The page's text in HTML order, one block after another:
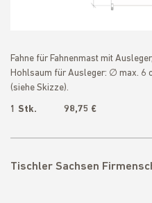
Fahne für Fahnenmast mit
Hohlsaum für Ausleger: ∅ max. 6
(siehe Skizze).
1 Stk. 98,75 €
Tischler Sachsen